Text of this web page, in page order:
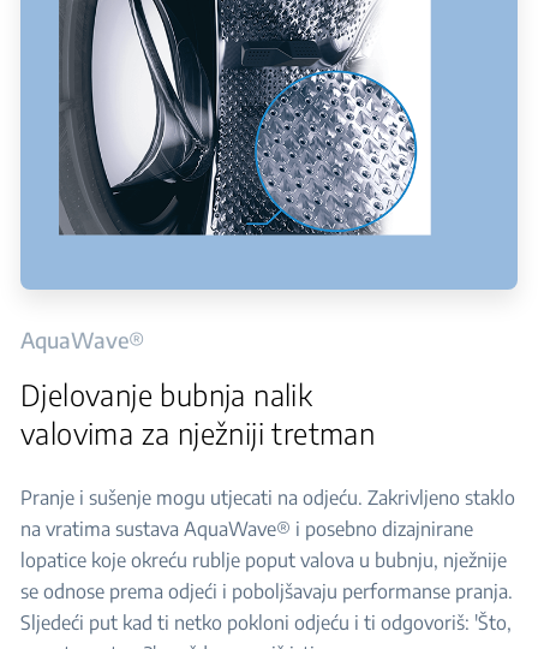
AquaWave®
Djelovanje bubnja nalik
valovima za nježniji tretman
Pranje i sušenje mogu utjecati na odjeću. Zakrivljeno staklo
na vratima sustava AquaWave® i posebno dizajnirane
lopatice koje okreću rublje poput valova u bubnju, nježnije
se odnose prema odjeći i poboljšavaju performanse pranja.
Sljedeći put kad ti netko pokloni odjeću i ti odgovoriš: 'Što,